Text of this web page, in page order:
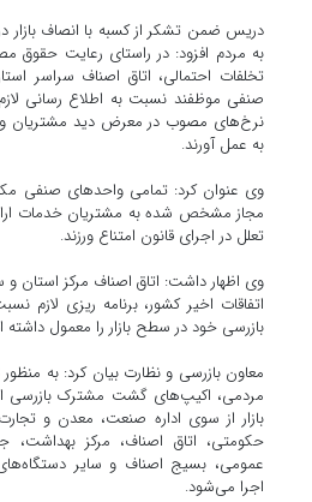
دریس ضمن تشکر از کسبه با انصاف بازار
به مردم افزود: در راستای رعایت حقوق
تخلفات احتمالی، اتاق اصناف سراسر
صنفی موظفند نسبت به اطلاع رسانی
نرخ‌های مصوب در معرض دید مشتریان
به عمل آورند.
وی عنوان کرد: تمامی واحدهای صنفی
مجاز مشخص شده به مشتریان خدمات
تعلل در اجرای قانون امتناع ورزند.
وی اظهار داشت: اتاق اصناف مرکز استان و
اتفاقات اخیر کشور، برنامه ریزی لازم
بازرسی خود در سطح بازار را معمول داشته
معاون بازرسی و نظارت بیان کرد: به
مردمی، اکیپ‌های گشت مشترک بازرسی
بازار از سوی اداره صنعت، معدن و
حکومتی، اتاق اصناف، مرکز بهداشت،
عمومی، بسیج اصناف و سایر
اجرا می‌شود.